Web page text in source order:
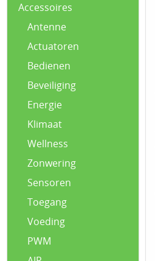
Accessoires
Antenne
Actuatoren
Bedienen
Beveiliging
Energie
Klimaat
Wellness
Zonwering
Sensoren
Toegang
Voeding
PWM